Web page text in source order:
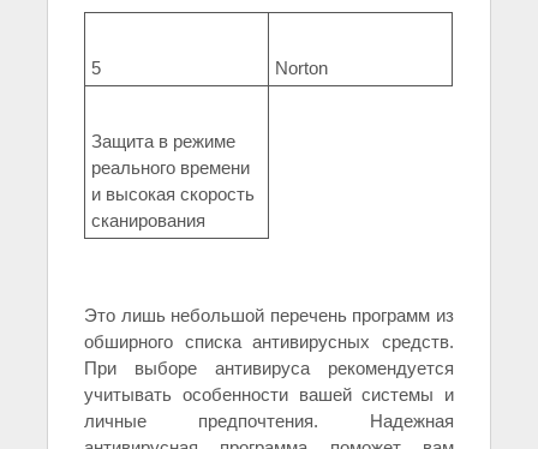
5 Norton
Защита в режиме
реального времени
и высокая скорость
сканирования
Это лишь небольшой перечень программ из
обширного списка антивирусных средств.
При выборе антивируса рекомендуется
учитывать особенности вашей системы и
личные предпочтения. Надежная